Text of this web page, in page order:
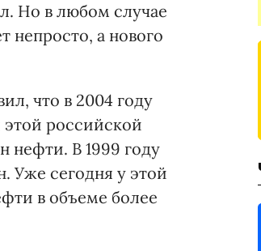
Но в любом случае
непросто, а нового
что в 2004 году
российской
нефти. В 1999 году
Уже сегодня у этой
в объеме более